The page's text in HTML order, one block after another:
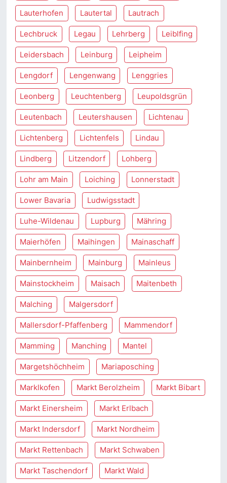
Lauterhofen Lautertal Lautrach
Lechbruck Legau Lehrberg Leiblfing
Leidersbach Leinburg Leipheim
Lengdorf Lengenwang Lenggries
Leonberg Leuchtenberg Leupoldsgrün
Leutenbach Leutershausen Lichtenau
Lichtenberg Lichtenfels Lindau
Lindberg Litzendorf Lohberg
Lohr am Main Loiching Lonnerstadt
Lower Bavaria Ludwigsstadt
Luhe-Wildenau Lupburg Mähring
Maierhöfen Maihingen Mainaschaff
Mainbernheim Mainburg Mainleus
Mainstockheim Maisach Maitenbeth
Malching Malgersdorf
Mallersdorf-Pfaffenberg Mammendorf
Mamming Manching Mantel
Margetshöchheim Mariaposching
Marklkofen Markt Berolzheim Markt Bibart
Markt Einersheim Markt Erlbach
Markt Indersdorf Markt Nordheim
Markt Rettenbach Markt Schwaben
Markt Taschendorf Markt Wald